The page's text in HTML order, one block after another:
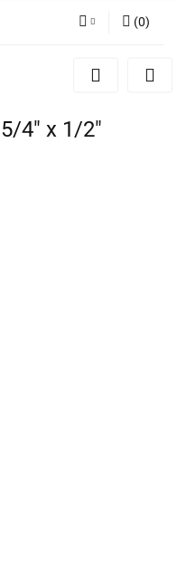
Zaloguj się
Dodaj zgłoszenie
(0)
4" x 1/2"